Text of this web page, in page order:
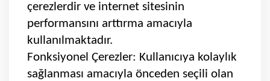
çerezlerdir ve internet sitesinin
performansını arttırma amacıyla
kullanılmaktadır.
Fonksiyonel Çerezler: Kullanıcıya kolaylık
sağlanması amacıyla önceden seçili olan